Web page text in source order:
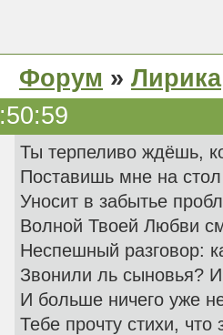
Форум » Лирика
Ты терпеливо ждёшь,
Поставишь мне на
Уносит в забытье
Волной Твоей Любви
Неспешный разговор:
Звонили ль сыновья?
И больше ничего уже
Тебе прочту стихи, что